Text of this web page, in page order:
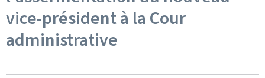
vice-président à la Cour
administrative